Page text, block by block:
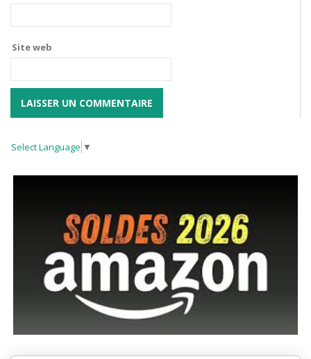
Site web
Select Language ▼